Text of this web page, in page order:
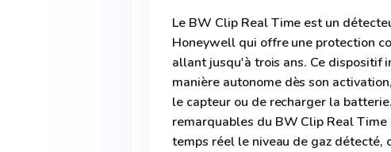
Le BW Clip Real Time est un
Honeywell qui offre une protection
allant jusqu'à trois ans. Ce dispositif
manière autonome dès son
le capteur ou de recharger la
remarquables du BW Clip Real
temps réel le niveau de gaz